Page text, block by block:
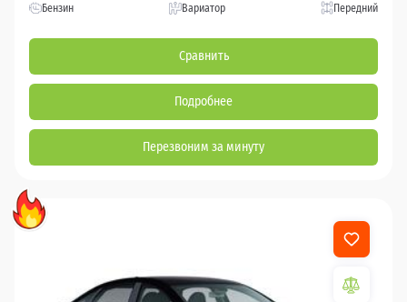
Бензин Вариатор Передний
Сравнить
Подробнее
Перезвоним за минуту